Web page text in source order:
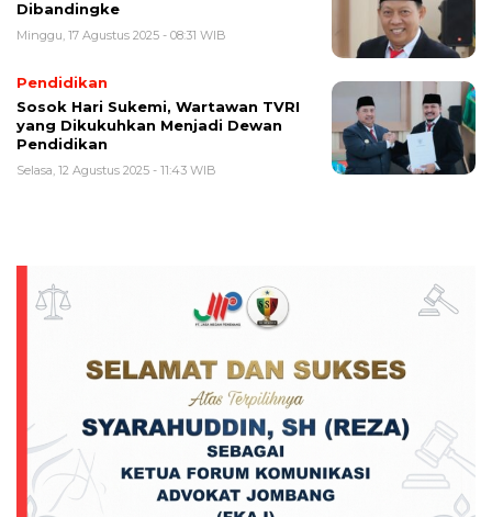
Dibandingke
Minggu, 17 Agustus 2025 - 08:31 WIB
Pendidikan
Sosok Hari Sukemi, Wartawan TVRI
yang Dikukuhkan Menjadi Dewan
Pendidikan
Selasa, 12 Agustus 2025 - 11:43 WIB